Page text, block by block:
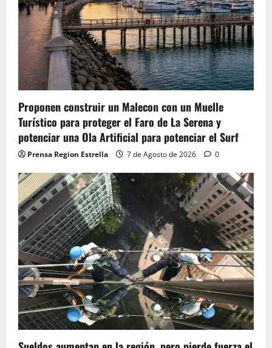
Proponen construir un Malecon con un Muelle
Turístico para proteger el Faro de La Serena y
potenciar una Ola Artificial para potenciar el Surf
Prensa Region Estrella 7 de Agosto de 2026 0